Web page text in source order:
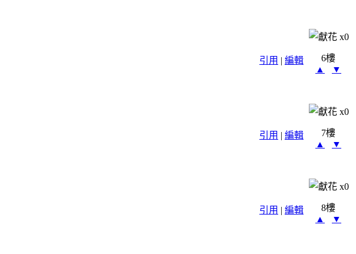
x0
引用 | 編輯
6樓
▲
▼
x0
引用 | 編輯
7樓
▲
▼
x0
引用 | 編輯
8樓
▲
▼